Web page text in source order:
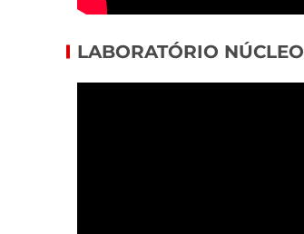
LABORATÓRIO NÚCLEO